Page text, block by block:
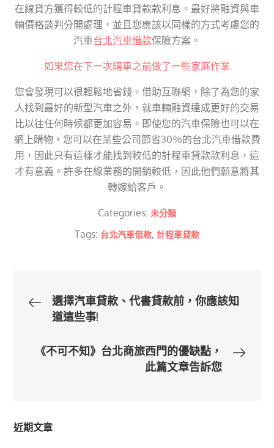
在線貸方獲得較低的計程車貸款款利息。最好將融資與車
輛價格談判分開處理，並且您應該以同樣的方式考慮您的
汽車台北汽車借款保險方案。
如果您在下一次購車之前做了一些家庭作業
您會發現可以很輕鬆地省錢。借助互聯網，除了為您的家
人找到最好的新型汽車之外，就車輛融資達成更好的交易
比以往任何時候都更加容易。即使您的汽車保險也可以在
網上購物，您可以在某些公司節省30％的台北汽車借款費
用，因此只有這樣才能找到較低的計程車貸款款利息，這
才有意義。許多在線業務的開銷較低，因此他們願意將其
轉嫁給客戶。
Categories: 未分類
Tags: 台北汽車借款, 計程車貸款
文選擇汽車貸款、代書貸款前，你應該知
道這些事!
《不可不知》台北商旅西門的優缺點，
此篇文章告訴您
近期文章